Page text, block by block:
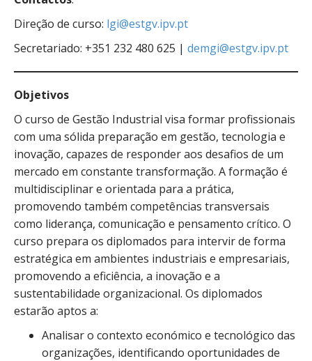
Direção de curso: lgi@estgv.ipv.pt
Secretariado: +351 232 480 625 | demgi@estgv.ipv.pt
Objetivos
O curso de Gestão Industrial visa formar profissionais
com uma sólida preparação em gestão, tecnologia e
inovação, capazes de responder aos desafios de um
mercado em constante transformação. A formação é
multidisciplinar e orientada para a prática,
promovendo também competências transversais
como liderança, comunicação e pensamento crítico. O
curso prepara os diplomados para intervir de forma
estratégica em ambientes industriais e empresariais,
promovendo a eficiência, a inovação e a
sustentabilidade organizacional. Os diplomados
estarão aptos a:
Analisar o contexto económico e tecnológico das
organizações, identificando oportunidades de